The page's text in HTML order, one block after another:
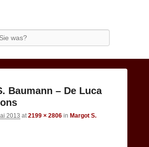
Baumann – De Luca
2013 at2199 × 2806 in Margot S.